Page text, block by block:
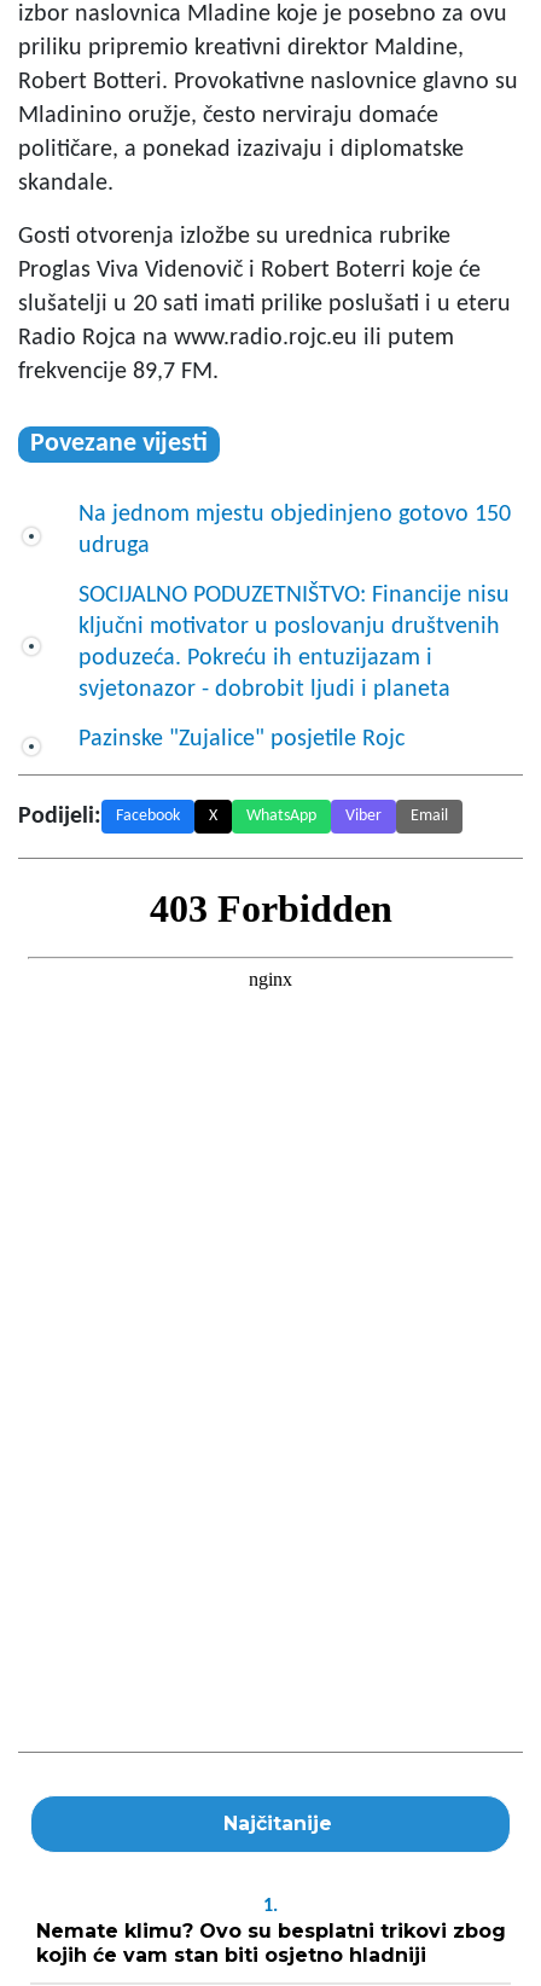
izbor naslovnica Mladine koje je posebno za ovu
priliku pripremio kreativni direktor Maldine,
Robert Botteri. Provokativne naslovnice glavno su
Mladinino oružje, često nerviraju domaće
političare, a ponekad izazivaju i diplomatske
skandale.
Gosti otvorenja izložbe su urednica rubrike
Proglas Viva Videnovič i Robert Boterri koje će
slušatelji u 20 sati imati prilike poslušati i u eteru
Radio Rojca na www.radio.rojc.eu ili putem
frekvencije 89,7 FM.
Povezane vijesti
Na jednom mjestu objedinjeno gotovo 150
udruga
SOCIJALNO PODUZETNIŠTVO: Financije nisu
ključni motivator u poslovanju društvenih
poduzeća. Pokreću ih entuzijazam i
svjetonazor - dobrobit ljudi i planeta
Pazinske "Zujalice" posjetile Rojc
Podijeli: Facebook X WhatsApp Viber Email
Najčitanije
1.
Nemate klimu? Ovo su besplatni trikovi zbog
kojih će vam stan biti osjetno hladniji